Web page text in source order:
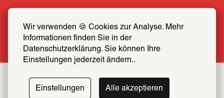
Wir verwenden 🍪 Cookies zur Analyse. Mehr
Informationen finden Sie in der
Datenschutzerklärung. Sie können Ihre
Einstellungen jederzeit ändern..
Einstellungen Alle akzeptieren
SCHIRN FREUND*IN werden
Mehr erfahren